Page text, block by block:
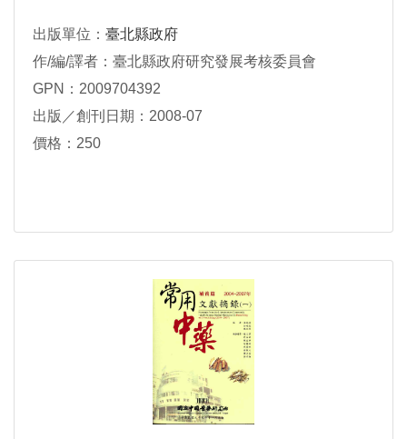
出版單位： 臺北縣政府
作/編/譯者：臺北縣政府研究發展考核委員會
GPN：2009704392
出版／創刊日期：2008-07
價格：250